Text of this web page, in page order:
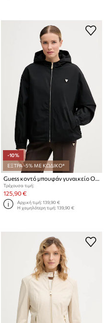
-10%
ΕΞΤΡΑ -5% ΜΕ ΚΩΔΙΚΟ*
Guess κοντό μπουφάν γυναικείο OLYMPE
Τρέχουσα τιμή:
125,90 €
Αρχική τιμή:139,90 €
Η χαμηλότερη τιμή:139,90 €